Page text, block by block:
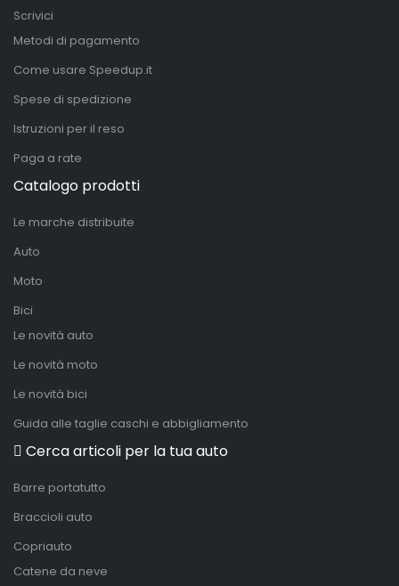
Scrivici
Metodi di pagamento
Come usare Speedup.it
Spese di spedizione
Istruzioni per il reso
Paga a rate
Catalogo prodotti
Le marche distribuite
Auto
Moto
Bici
Le novità auto
Le novità moto
Le novità bici
Guida alle taglie caschi e abbigliamento
Cerca articoli per la tua auto
Barre portatutto
Braccioli auto
Copriauto
Catene da neve